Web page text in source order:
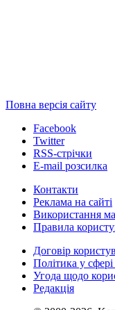
Повна версія сайту
Facebook
Twitter
RSS-стрічки
E-mail розсилка
Контакти
Реклама на сайті
Використання
Правила
Договір
Політика у
Угода щодо
Редакція